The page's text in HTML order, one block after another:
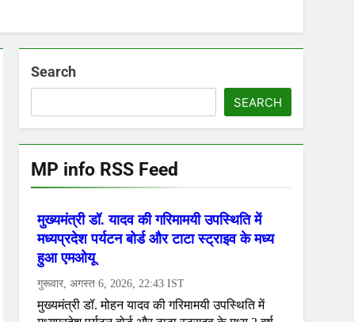
Search
SEARCH
MP info RSS Feed